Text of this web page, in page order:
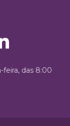
das 8:00